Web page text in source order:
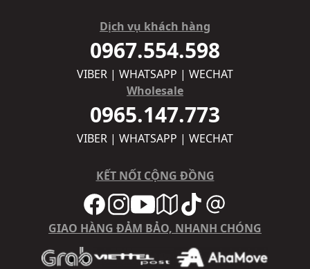
Dịch vụ khách hàng
0967.554.598
VIBER | WHATSAPP | WECHAT
Wholesale
0965.147.773
VIBER | WHATSAPP | WECHAT
KẾT NỐI CỘNG ĐỒNG
GIAO HÀNG ĐẢM BẢO, NHANH CHÓNG